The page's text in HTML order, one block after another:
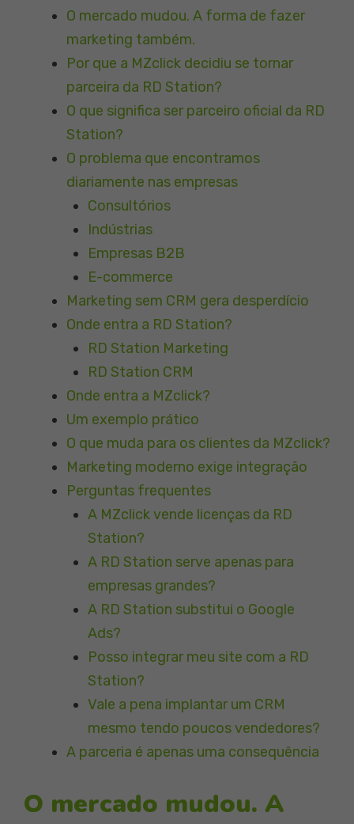
O mercado mudou. A forma de fazer
marketing também.
Por que a MZclick decidiu se tornar
parceira da RD Station?
O que significa ser parceiro oficial da RD
Station?
O problema que encontramos
diariamente nas empresas
Consultórios
Indústrias
Empresas B2B
E-commerce
Marketing sem CRM gera desperdício
Onde entra a RD Station?
RD Station Marketing
RD Station CRM
Onde entra a MZclick?
Um exemplo prático
O que muda para os clientes da MZclick?
Marketing moderno exige integração
Perguntas frequentes
A MZclick vende licenças da RD
Station?
A RD Station serve apenas para
empresas grandes?
A RD Station substitui o Google
Ads?
Posso integrar meu site com a RD
Station?
Vale a pena implantar um CRM
mesmo tendo poucos vendedores?
A parceria é apenas uma consequência
O mercado mudou. A